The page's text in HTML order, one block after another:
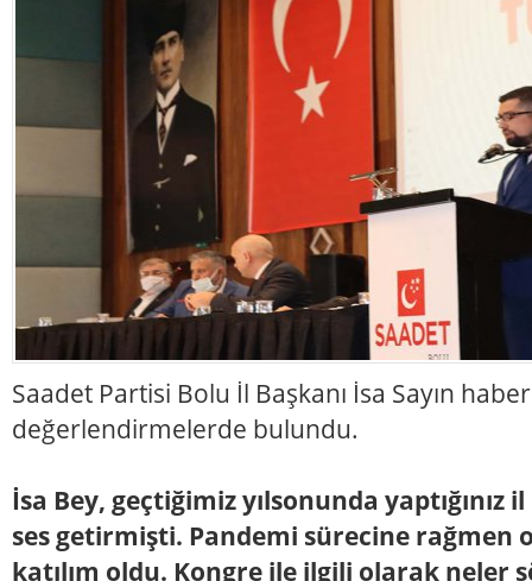
Saadet Partisi Bolu İl Başkanı İsa Sayın
değerlendirmelerde bulundu.
İsa Bey, geçtiğimiz yılsonunda yaptığınız
ses getirmişti. Pandemi sürecine rağmen
katılım oldu. Kongre ile ilgili olarak neler